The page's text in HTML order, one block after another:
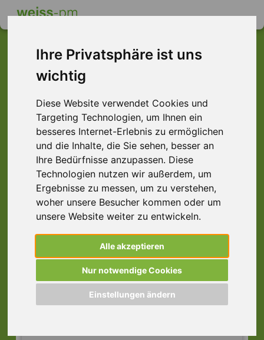
Ihre Privatsphäre ist uns
wichtig
Diese Website verwendet Cookies und
Targeting Technologien, um Ihnen ein
besseres Internet-Erlebnis zu ermöglichen
und die Inhalte, die Sie sehen, besser an
Ihre Bedürfnisse anzupassen. Diese
Technologien nutzen wir außerdem, um
Ergebnisse zu messen, um zu verstehen,
woher unsere Besucher kommen oder um
unsere Website weiter zu entwickeln.
Alle akzeptieren
Nur notwendige Cookies
Einstellungen ändern
Dieser Job ist leider
nicht mehr verfügbar ...
... aber vielleicht ist hier etwas dabei:
Allrounder (m/w/d) Hauswirtschaft |
Vollzeit, Rödermark
63322 Rödermark